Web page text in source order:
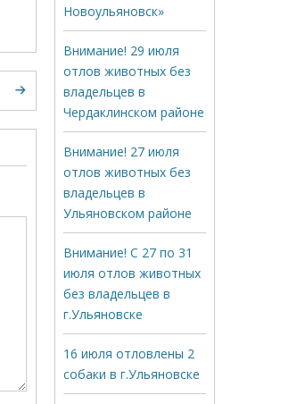
Новоульяновск»
Внимание! 29 июля
отлов животных без
владельцев в
Чердаклинском районе
Внимание! 27 июля
отлов животных без
владельцев в
Ульяновском районе
Внимание! С 27 по 31
июля отлов животных
без владельцев в
г.Ульяновске
16 июля отловлены 2
собаки в г.Ульяновске